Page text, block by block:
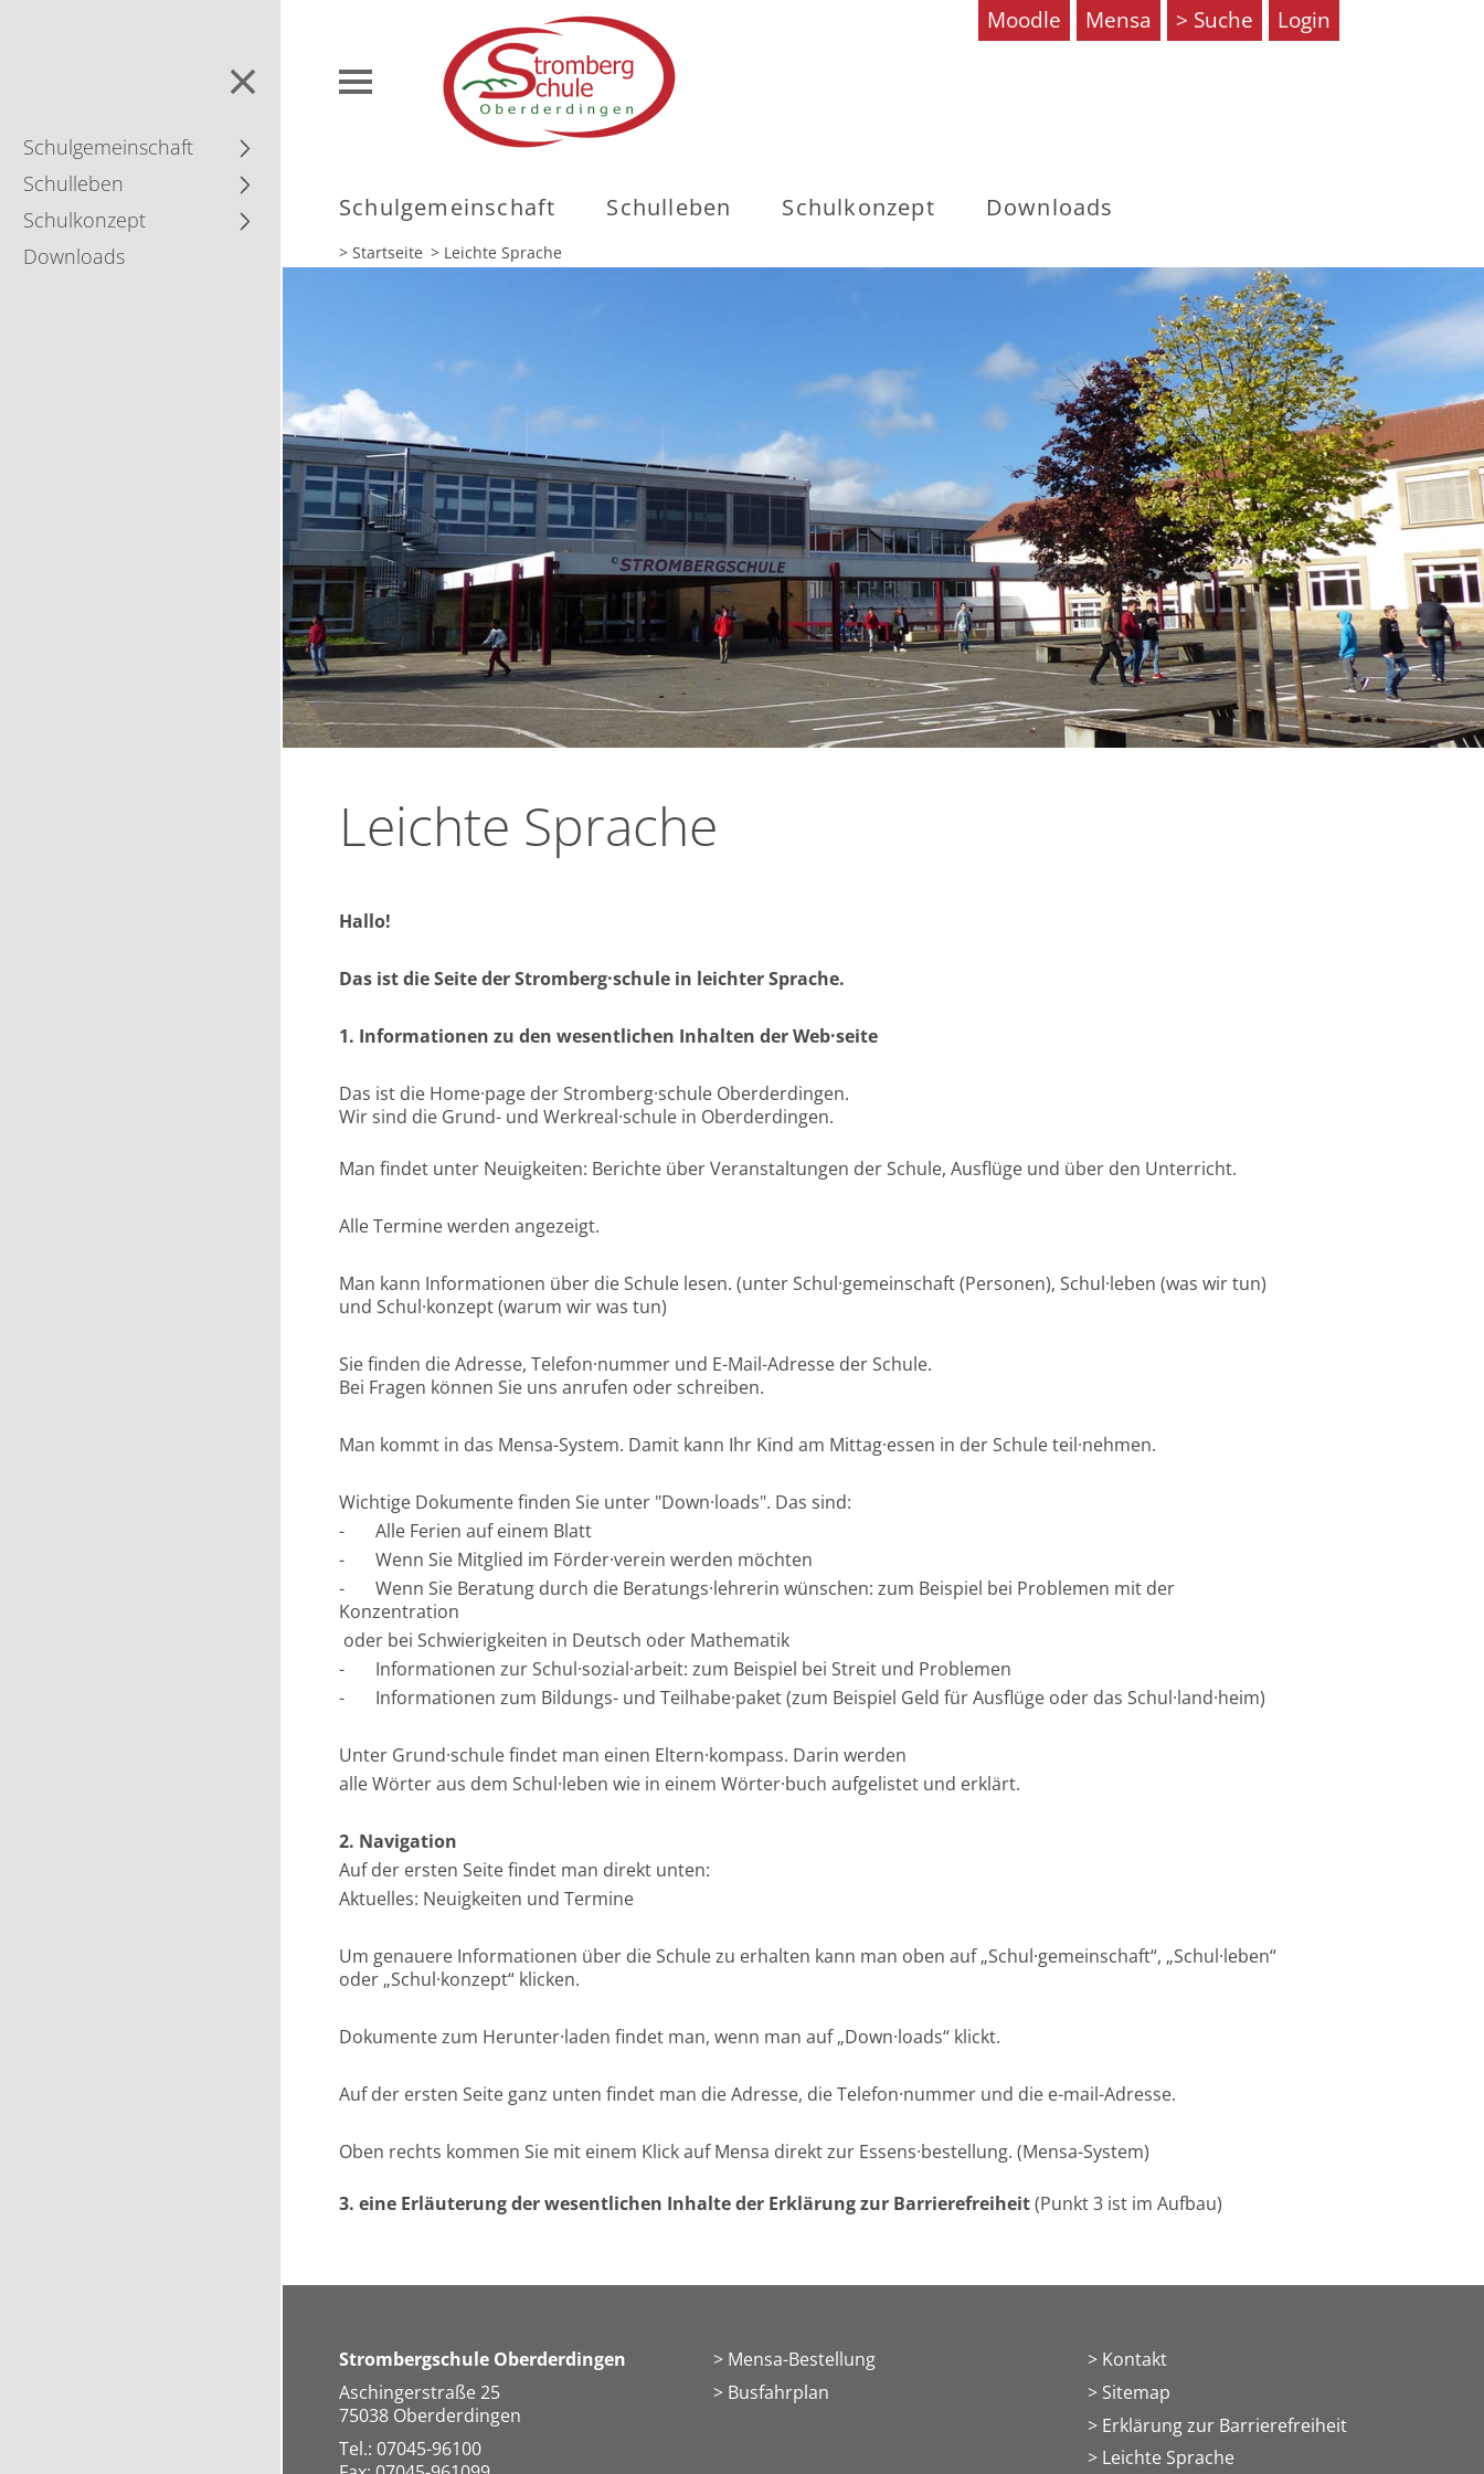
Moodle Mensa Suche Login
Schul­gemein­schaft Schulleben Schulkonzept Downloads
> Startseite > Leichte Sprache
Leichte Sprache
Hallo!
Das ist die Seite der Stromberg·schule in leichter Sprache.
1. Informationen zu den wesentlichen Inhalten der Web·seite
Das ist die Home·page der Stromberg·schule Oberderdingen.
Wir sind die Grund- und Werkreal·schule in Oberderdingen.
Man findet unter Neuigkeiten: Berichte über Veranstaltungen der Schule, Ausflüge und über den Unterricht.
Alle Termine werden angezeigt.
Man kann Informationen über die Schule lesen. (unter Schul·gemeinschaft (Personen), Schul·leben (was wir tun)
und Schul·konzept (warum wir was tun)
Sie finden die Adresse, Telefon·nummer und E-Mail-Adresse der Schule.
Bei Fragen können Sie uns anrufen oder schreiben.
Man kommt in das Mensa-System. Damit kann Ihr Kind am Mittag·essen in der Schule teil·nehmen.
Wichtige Dokumente finden Sie unter "Down·loads". Das sind:
- Alle Ferien auf einem Blatt
- Wenn Sie Mitglied im Förder·verein werden möchten
- Wenn Sie Beratung durch die Beratungs·lehrerin wünschen: zum Beispiel bei Problemen mit der
Konzentration
oder bei Schwierigkeiten in Deutsch oder Mathematik
- Informationen zur Schul·sozial·arbeit: zum Beispiel bei Streit und Problemen
- Informationen zum Bildungs- und Teilhabe·paket (zum Beispiel Geld für Ausflüge oder das Schul·land·heim)
Unter Grund·schule findet man einen Eltern·kompass. Darin werden
alle Wörter aus dem Schul·leben wie in einem Wörter·buch aufgelistet und erklärt.
2. Navigation
Auf der ersten Seite findet man direkt unten:
Aktuelles: Neuigkeiten und Termine
Um genauere Informationen über die Schule zu erhalten kann man oben auf „Schul·gemeinschaft“, „Schul·leben“
oder „Schul·konzept“ klicken.
Dokumente zum Herunter·laden findet man, wenn man auf „Down·loads“ klickt.
Auf der ersten Seite ganz unten findet man die Adresse, die Telefon·nummer und die e-mail-Adresse.
Oben rechts kommen Sie mit einem Klick auf Mensa direkt zur Essens·bestellung. (Mensa-System)
3. eine Erläuterung der wesentlichen Inhalte der Erklärung zur Barrierefreiheit(Punkt 3 ist im Aufbau)
Strombergschule Oberderdingen
Aschingerstraße 25
75038 Oberderdingen
Tel.: 07045-96100
Mensa-Bestellung
Busfahrplan
Kontakt
Sitemap
Erklärung zur Barrierefreiheit
Leichte Sprache
Schul­gemein­schaft
Schulleben
Schulkonzept
Downloads